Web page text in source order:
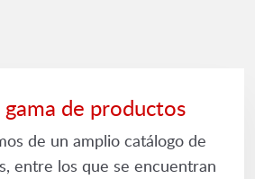
de productos
de un amplio catálogo de
entre los que se encuentran